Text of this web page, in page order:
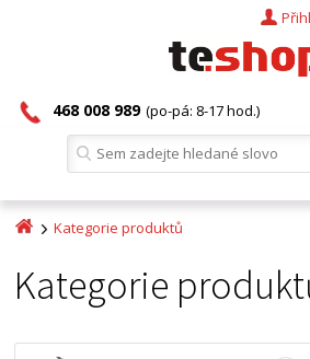
468 008 989 (po-pá: 8-17 hod.)
Kategorie produktů
Kategorie